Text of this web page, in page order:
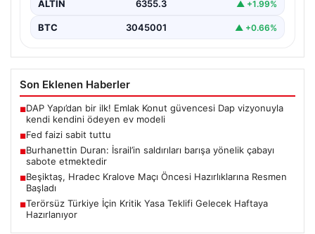
ALTIN 6355.3 ▲ +1.99%
BTC 3045001 ▲ +0.66%
Son Eklenen Haberler
■DAP Yapı’dan bir ilk! Emlak Konut güvencesi Dap vizyonuyla
kendi kendini ödeyen ev modeli
■Fed faizi sabit tuttu
■Burhanettin Duran: İsrail’in saldırıları barışa yönelik çabayı
sabote etmektedir
■Beşiktaş, Hradec Kralove Maçı Öncesi Hazırlıklarına Resmen
Başladı
■Terörsüz Türkiye İçin Kritik Yasa Teklifi Gelecek Haftaya
Hazırlanıyor